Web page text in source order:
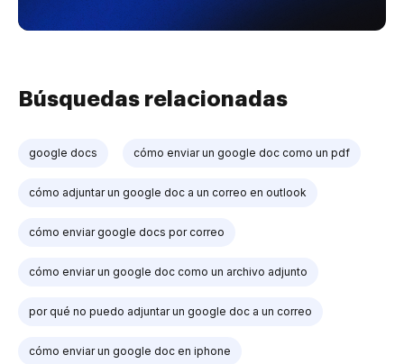
Búsquedas relacionadas
google docs cómo enviar un google doc como un pdf
cómo adjuntar un google doc a un correo en outlook
cómo enviar google docs por correo
cómo enviar un google doc como un archivo adjunto
por qué no puedo adjuntar un google doc a un correo
cómo enviar un google doc en iphone